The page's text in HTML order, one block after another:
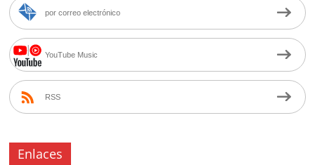
por correo electrónico
YouTube Music
RSS
Enlaces